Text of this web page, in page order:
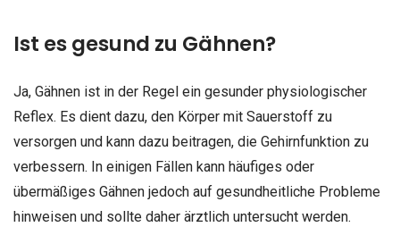
Ist es gesund zu Gähnen?
Ja, Gähnen ist in der Regel ein gesunder physiologischer
Reflex. Es dient dazu, den Körper mit Sauerstoff zu
versorgen und kann dazu beitragen, die Gehirnfunktion zu
verbessern. In einigen Fällen kann häufiges oder
übermäßiges Gähnen jedoch auf gesundheitliche Probleme
hinweisen und sollte daher ärztlich untersucht werden.